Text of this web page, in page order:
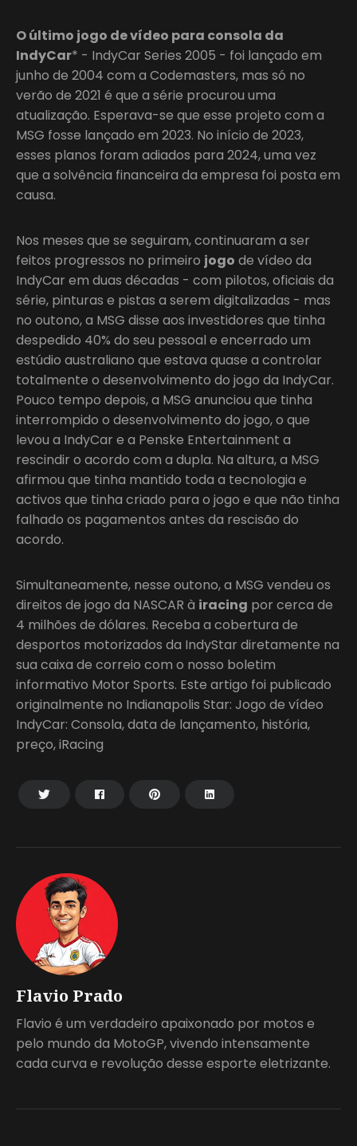
Flavio Prado
Flavio é um verdadeiro apaixonado por motos e
pelo mundo da MotoGP, vivendo intensamente
cada curva e revolução desse esporte eletrizante.
O último jogo de vídeo para consola da
IndyCar* - IndyCar Series 2005 - foi lançado em
junho de 2004 com a Codemasters, mas só no
verão de 2021 é que a série procurou uma
atualização. Esperava-se que esse projeto com a
MSG fosse lançado em 2023. No início de 2023,
esses planos foram adiados para 2024, uma vez
que a solvência financeira da empresa foi posta em
causa.
Nos meses que se seguiram, continuaram a ser
feitos progressos no primeiro jogo de vídeo da
IndyCar em duas décadas - com pilotos, oficiais da
série, pinturas e pistas a serem digitalizadas - mas
no outono, a MSG disse aos investidores que tinha
despedido 40% do seu pessoal e encerrado um
estúdio australiano que estava quase a controlar
totalmente o desenvolvimento do jogo da IndyCar.
Pouco tempo depois, a MSG anunciou que tinha
interrompido o desenvolvimento do jogo, o que
levou a IndyCar e a Penske Entertainment a
rescindir o acordo com a dupla. Na altura, a MSG
afirmou que tinha mantido toda a tecnologia e
activos que tinha criado para o jogo e que não tinha
falhado os pagamentos antes da rescisão do
acordo.
Simultaneamente, nesse outono, a MSG vendeu os
direitos de jogo da NASCAR à iracing por cerca de
4 milhões de dólares. Receba a cobertura de
desportos motorizados da IndyStar diretamente na
sua caixa de correio com o nosso boletim
informativo Motor Sports. Este artigo foi publicado
originalmente no Indianapolis Star: Jogo de vídeo
IndyCar: Consola, data de lançamento, história,
preço, iRacing